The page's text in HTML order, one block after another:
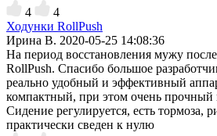
4
4
Ходунки RollPush
Ирина В. 2020-05-25 14:08:36
На период восстановления мужу
RollPush. Спасибо большое
реально удобный и эффективный
компактный, при этом очень
Сидение регулируется, есть тормоза,
практически сведен к нулю